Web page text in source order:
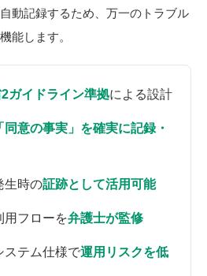
動記録するため、万一のトラブル
能します。
ガイドライン準拠による設計
同意の事実」を確実に記録・
生時の証跡として活用可能
用フローを弁護士が監修
ステム仕様で運用リスクを低